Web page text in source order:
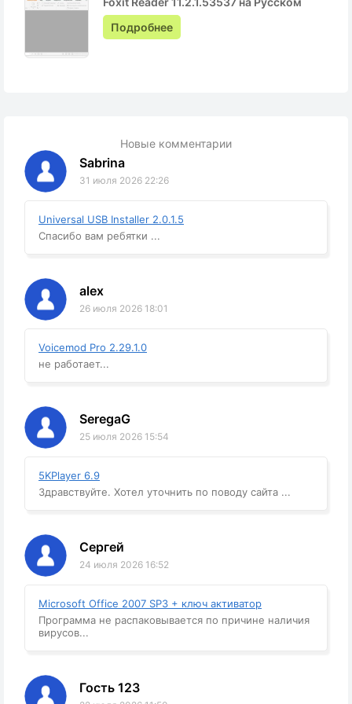
Подробнее
Новые комментарии
Sabrina
31 июля 2026 22:26
Universal USB Installer 2.0.1.5
Спасибо вам ребятки ...
alex
26 июля 2026 18:01
Voicemod Pro 2.29.1.0
не работает...
SeregaG
25 июля 2026 15:54
5KPlayer 6.9
Здравствуйте. Хотел уточнить по поводу сайта ...
Сергей
24 июля 2026 16:52
Microsoft Office 2007 SP3 + ключ активатор
Программа не распаковывается по причине наличия
вирусов...
Гость 123